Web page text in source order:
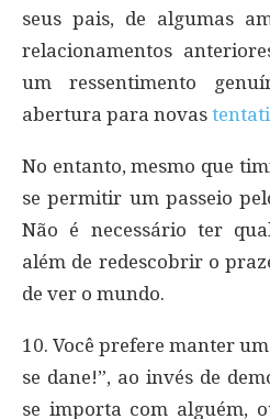
seus pais, de algumas
relacionamentos
um ressentimento
abertura para novas
No entanto, mesmo que
se permitir um passeio
Não é necessário ter
além de redescobrir o
de ver o mundo.
10. Você prefere manter
se dane!”, ao invés de
se importa com alguém,